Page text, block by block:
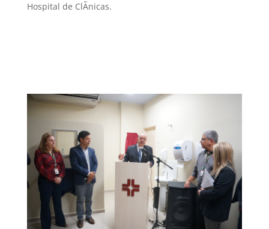
Hospital de ClÃ­nicas.